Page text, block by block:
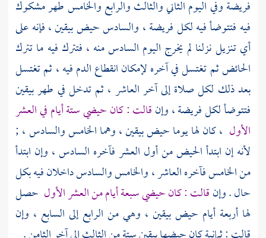
فريضة وفي اليوم الثاني والثالث والرابع والخامس طهر مشكوك
فيه فتتوضأ فيه لكل فريضة ، والسادس حيض بيقين ، فإنه على
أي تنزيل نزلنا لم يخرج اليوم السادس منه ، فتترك فيه ما تترك
الحائض ثم تغتسل في آخره لإمكان انقطاع الدم فيه ، ثم تغتسل
بعد ذلك لكل صلاة إلى آخر العاشر ، ثم تدخل في طهر بيقين
فتتوضأ لكل فريضة ، وإنقالت : كان حيضي ستة أيام في العشر
الأول ، كان لها يوما حيض بيقين ، وهما الخامس والسادس ، ;
لأنه إن ابتدأ الحيض من أول العشر فآخره السادس ، وإن ابتدأ
من الخامس فآخره العاشر ، والخامس والسادس داخلان فيه بكل
حال . وإنقالت : كان حيضي سبعة أيام من العشر الأول حصل
لها أربعة أيام حيض بيقين ، وهي من الرابع إلى السابع ، وإن